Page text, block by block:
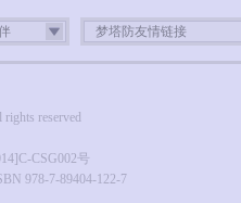
梦塔防友情链接
reserved
CSG002号
978-7-89404-122-7